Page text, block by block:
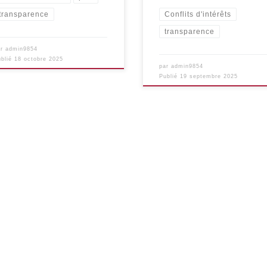
admin9854
18 octobre 2025
Conflits d'intérêts
transparence
par admin9854
Publié 19 septembre 2025